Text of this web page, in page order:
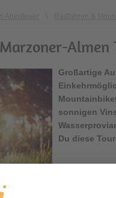
Marzoner-Almen
Großartige
sonnigen
Du diese